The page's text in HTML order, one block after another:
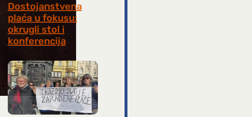
Dostojanstvena
plaća u fokusu:
okrugli stol i
konferencija